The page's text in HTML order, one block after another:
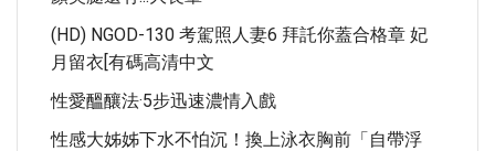
(HD) NGOD-130 考駕照人妻6 拜託你蓋合格章 妃
月留衣[有碼高清中文
性愛醞釀法·5步迅速濃情入戲
性感大姊姊下水不怕沉！換上泳衣胸前「自帶浮